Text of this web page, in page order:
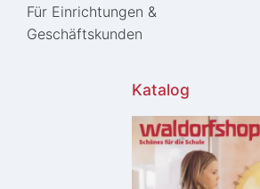
Für Einrichtungen &
Geschäftskunden
Katalog